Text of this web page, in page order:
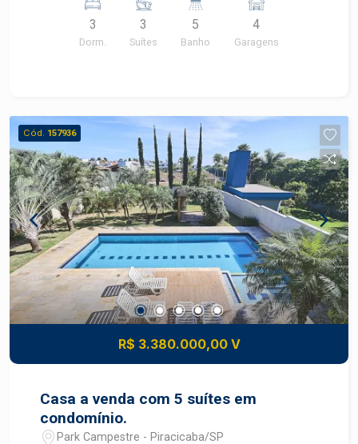
qualidade de vida. Características do Imóvel: -
Dormitórios: 3 amplas suítes, perfeitos para
acomodar toda a família com conforto e
construída, proporcionando ambientes bem
distribuídos e aconchegantes. - Área do Terreno:
208,00 m², com espaço suficiente para um jardim,
área de lazer ou até mesmo uma futura
construção, se desejado. - Área de serviço
coberta, área gourmet com churrasqueira, piscina
e lavabo. Diferenciais: - Localização privilegiada
em um bairro tranquilo e familiar, próximo a
escolas, supermercados e áreas de lazer. -
Ambientes iluminados e arejados, ideal para
proporcionar bem-estar e conforto aos
moradores. - Potencial para personalização e
valorização do imóvel, tornando-se um excelente
em um lugar que combina conforto e praticidade.
Entre em contato e agende uma visita! Valor:
Consulte-nos para mais informações e
3
Dorm.
3
Suítes
5
Banho
4
Garagens
Cód. 157936
R$ 3.380.000,00 V
Casa a venda com 5 suítes em
condomínio.
Park Campestre - Piracicaba/SP